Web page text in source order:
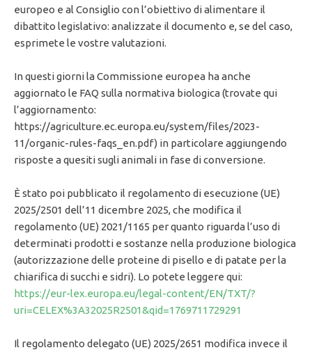
europeo e al Consiglio con l’obiettivo di alimentare il
dibattito legislativo: analizzate il documento e, se del caso,
esprimete le vostre valutazioni.
In questi giorni la Commissione europea ha anche
aggiornato le FAQ sulla normativa biologica (trovate qui
l’aggiornamento:
https://agriculture.ec.europa.eu/system/files/2023-
11/organic-rules-faqs_en.pdf) in particolare aggiungendo
risposte a quesiti sugli animali in fase di conversione.
È stato poi pubblicato il regolamento di esecuzione (UE)
2025/2501 dell’11 dicembre 2025, che modifica il
regolamento (UE) 2021/1165 per quanto riguarda l’uso di
determinati prodotti e sostanze nella produzione biologica
(autorizzazione delle proteine di pisello e di patate per la
chiarifica di succhi e sidri). Lo potete leggere qui:
https://eur-lex.europa.eu/legal-content/EN/TXT/?
uri=CELEX%3A32025R2501&qid=1769711729291
Il regolamento delegato (UE) 2025/2651 modifica invece il